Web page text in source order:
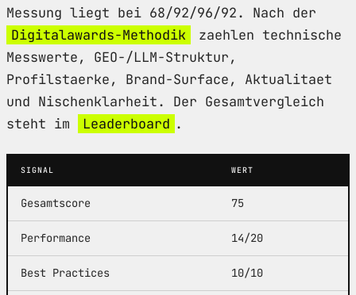
Messung liegt bei 68/92/96/92. Nach der
Digitalawards-Methodik
zaehlen technische
Messwerte, GEO-/LLM-Struktur,
Profilstaerke, Brand-Surface, Aktualitaet
und Nischenklarheit. Der Gesamtvergleich
steht im
Leaderboard .
SIGNAL WERT
Gesamtscore 75
Performance 14/20
Best Practices 10/10